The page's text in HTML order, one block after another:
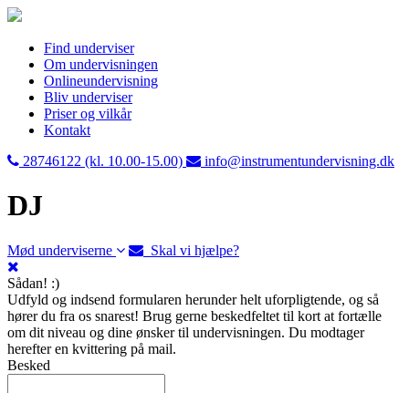
Find underviser
Om undervisningen
Onlineundervisning
Bliv underviser
Priser og vilkår
Kontakt
28746122 (kl. 10.00-15.00)
info@instrumentundervisning.dk
DJ
Mød underviserne Skal vi hjælpe?
Sådan! :)
Udfyld og indsend formularen herunder helt uforpligtende, og så
hører du fra os snarest! Brug gerne beskedfeltet til kort at fortælle
om dit niveau og dine ønsker til undervisningen. Du modtager
herefter en kvittering på mail.
Besked